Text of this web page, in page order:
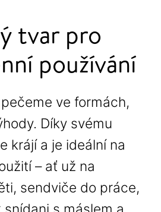
tvar pro
používání
ve formách,
Díky svému
krájí a je ideální na
– ať už na
sendviče do práce,
s máslem a